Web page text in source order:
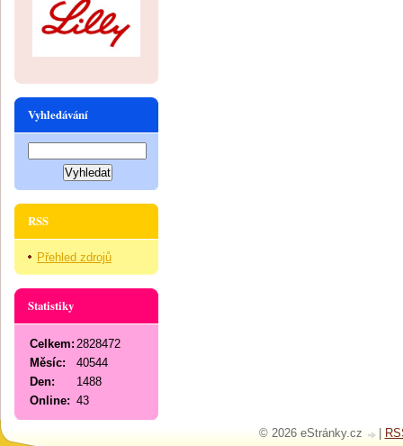
Vyhledávání
RSS
Přehled zdrojů
Statistiky
Online: 43
Celkem: 2828472
Měsíc:
40544
Den:
1488
© 2026 eStránky.cz